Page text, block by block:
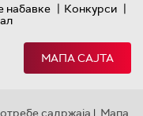
набавке | Конкурси |
МАПА САЈТА
садржаја Мапа